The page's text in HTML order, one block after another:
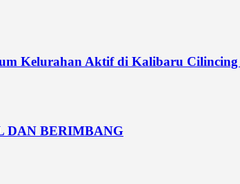
Kelurahan Aktif di Kalibaru
DAN BERIMBANG